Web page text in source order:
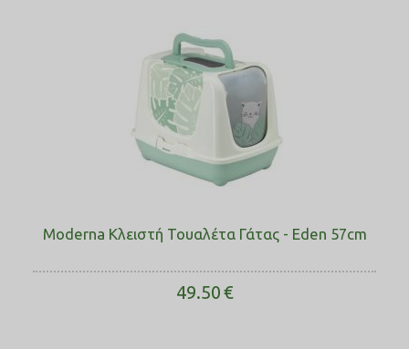
Moderna Κλειστή Τουαλέτα Γάτας - Eden 57cm
49.50€